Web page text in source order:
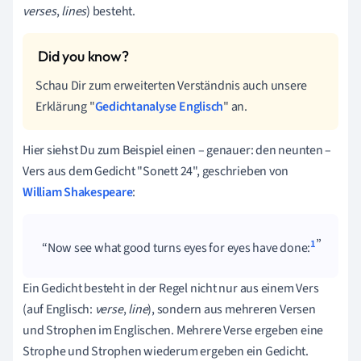
verses,lines) besteht.
Schau Dir zum erweiterten Verständnis auch unsere
Erklärung "Gedichtanalyse Englisch" an.
Hier siehst Du zum Beispiel einen – genauer: den neunten –
Vers aus dem Gedicht "Sonett 24", geschrieben von
William Shakespeare:
Now see what good turns eyes for eyes have done:1
Ein Gedicht besteht in der Regel nicht nur aus einem Vers
(auf Englisch: verse,line), sondern aus mehreren Versen
und Strophen im Englischen. Mehrere Verse ergeben eine
Strophe und Strophen wiederum ergeben ein Gedicht.